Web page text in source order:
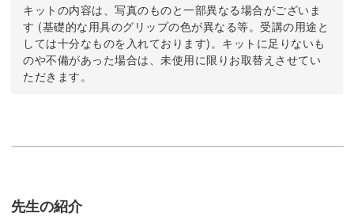
キットの内容は、写真のものと一部異なる場合がございま
す (基礎的な用具のグリップの色が異なる等。受講の用途と
しては十分なものを入れております)。キットに足りないも
のや不備があった場合は、未使用に限りお取替えさせてい
ただきます。
先生の紹介